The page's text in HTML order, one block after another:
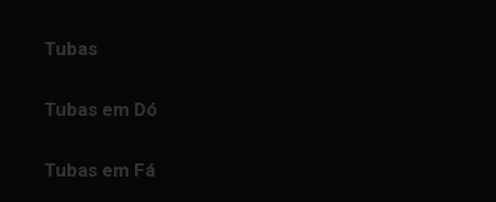
Tubas
Tubas em Dó
Tubas em Fá